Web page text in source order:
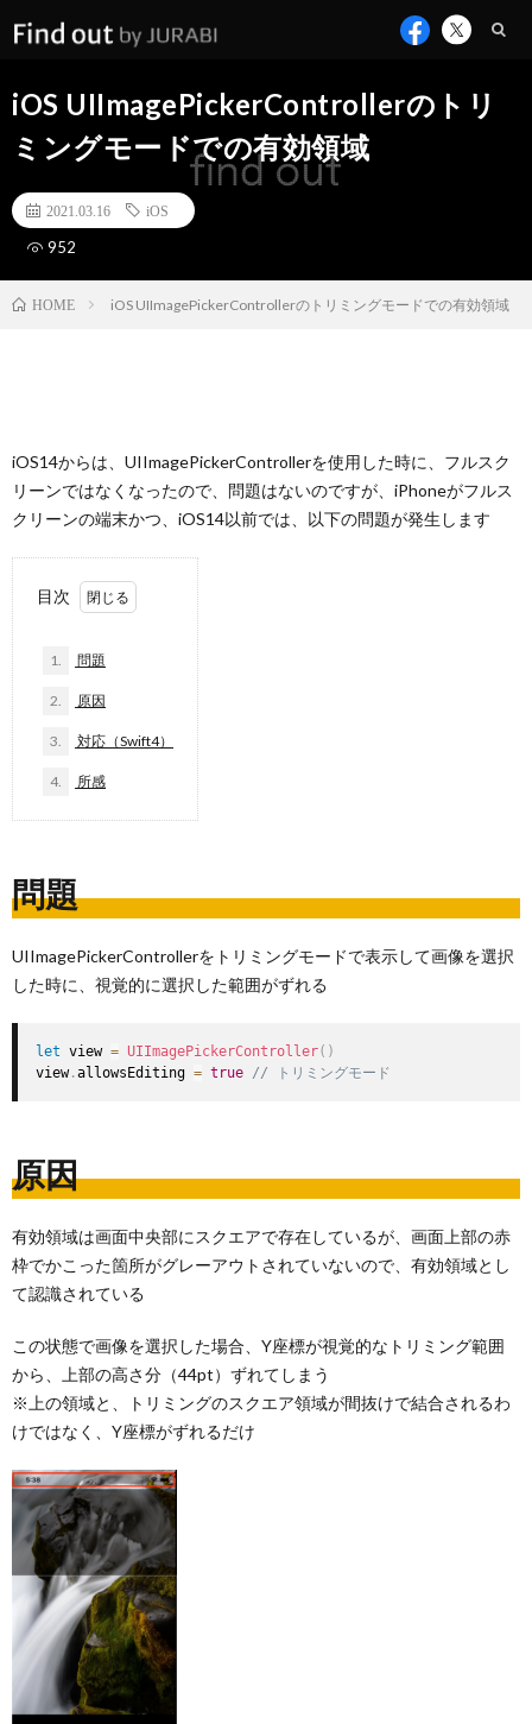
iOS UIImagePickerControllerのトリ
ミングモードでの有効領域
2021.03.16 iOS
952
HOME iOS UIImagePickerControllerのトリミングモードでの有効領域
iOS14からは、UIImagePickerControllerを使用した時に、フルスク
リーンではなくなったので、問題はないのですが、iPhoneがフルス
クリーンの端末かつ、iOS14以前では、以下の問題が発生します
目次
1. 問題
2. 原因
3. 対応（Swift4）
4. 所感
問題
UIImagePickerControllerをトリミングモードで表示して画像を選択
した時に、視覚的に選択した範囲がずれる
let view = UIImagePickerController( )
view.allowsEditing = true // トリミングモード
原因
有効領域は画面中央部にスクエアで存在しているが、画面上部の赤
枠でかこった箇所がグレーアウトされていないので、有効領域とし
て認識されている
この状態で画像を選択した場合、Y座標が視覚的なトリミング範囲
から、上部の高さ分（44pt）ずれてしまう
※上の領域と、トリミングのスクエア領域が間抜けで結合されるわ
けではなく、Y座標がずれるだけ